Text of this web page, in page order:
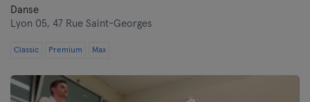
Danse
Lyon 05, 47 Rue Saint-Georges
Classic Premium Max